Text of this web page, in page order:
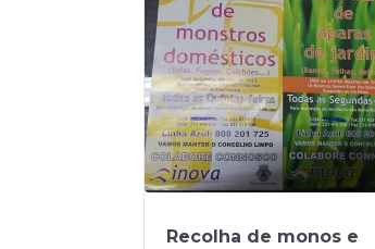
Recolha de monos e